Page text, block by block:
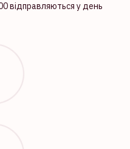
відправляються у день